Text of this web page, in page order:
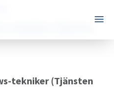
tekniker (Tjänsten